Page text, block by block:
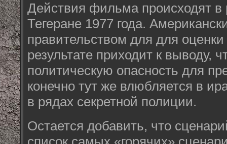
Действия фильма происходят
Тегеране 1977 года.
правительством для для
результате приходит к выводу,
политическую опасность для
конечно тут же влюбляется в
в рядах секретной полиции.
Остается добавить, что